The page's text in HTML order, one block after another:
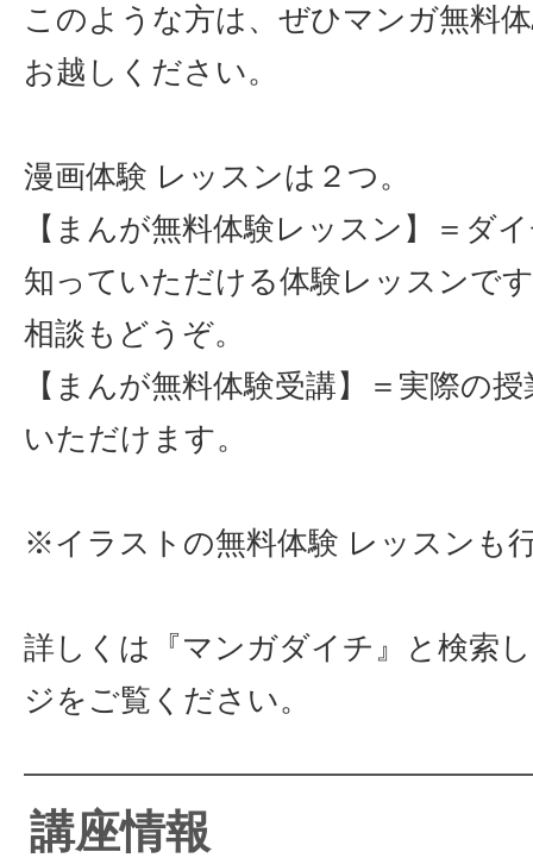
このような方は、ぜひマンガ無料
お越しください。
漫画体験 レッスンは２つ。
【まんが無料体験レッスン】＝ダ
知っていただける体験レッスンで
相談もどうぞ。
【まんが無料体験受講】＝実際の
いただけます。
※イラストの無料体験 レッスンも
詳しくは『マンガダイチ』と検索
ジをご覧ください。
講座情報